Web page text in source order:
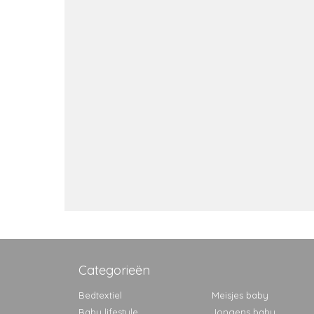
Categorieën
Bedtextiel
Meisjes baby